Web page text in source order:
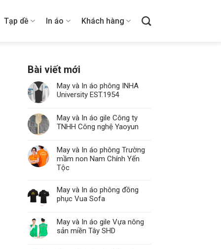
Tạp dề In áo Khách hàng
Bài viết mới
May và In áo phông INHA
University EST.1954
May và In áo gile Công ty
TNHH Công nghệ Yaoyun
May và In áo phông Trường
mầm non Nam Chính Yến
Tộc
May và In áo phông đồng
phục Vua Sofa
May và In áo gile Vựa nông
sản miền Tây SHD